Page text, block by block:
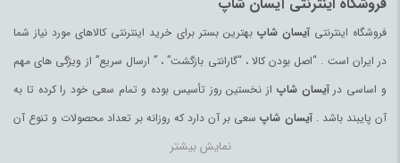
فروشگاه اینترنتیآیسان شاپبهترین بستر برای خرید اینترنتی کالاهای مورد نیاز شما
در ایران است . “اصل بودن کالا ، “گارانتی بازگشت” ، ” ارسال سریع” از ویژگی های مهم
و اساسی درآیسان شاپ از نخستین روز تأسیس بوده و تمام سعی خود را کرده تا به
آن پایبند باشد .آیسان شاپ سعی بر آن دارد که روزانه بر تعداد محصولات و تنوع آن
بیفزاید تا بتواند نیاز همه ی افراد با هر نوع سلیقه را در خرید محصولات اینترنتی مرتفع
نمایش بیشتر